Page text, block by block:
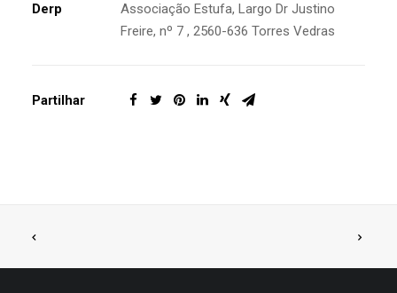
Derp
Associação Estufa, Largo Dr Justino
Freire, nº 7 , 2560-636 Torres Vedras
Partilhar